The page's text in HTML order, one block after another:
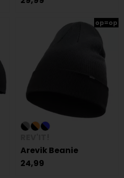
op=op
Arevik Beanie
24,99